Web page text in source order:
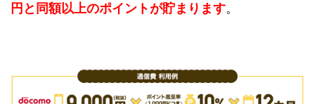
円と同額以上のポイントが貯まります。